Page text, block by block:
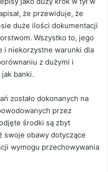
że przewiduje, że
duże ilości dokumentacji
Wszystko to, jego
i niekorzystne warunki dla
z dużymi i
banki.
zostało dokonanych na
przez
środki są zbyt
swoje obawy dotyczące
wymogu przechowywania